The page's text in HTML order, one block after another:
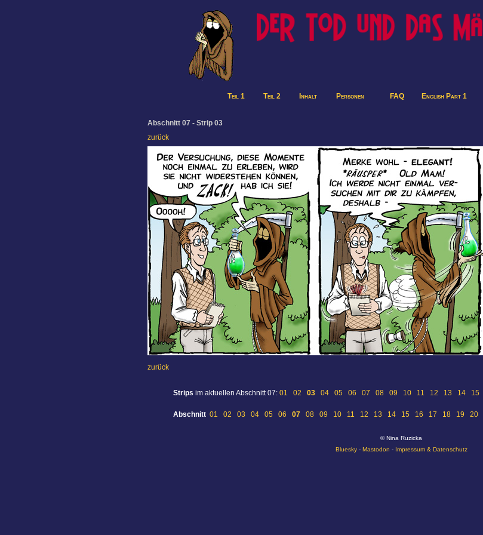
Teil 1 Teil 2 Inhalt Personen FAQ English Part 1
Abschnitt 07 - Strip 03
zurück
zurück
Strips im aktuellen Abschnitt 07: 01 02 03 04 05 06 07 08 09 10 11 12 13 14 15
Abschnitt 01 02 03 04 05 06 07 08 09 10 11 12 13 14 15 16 17 18 19 20
© Nina Ruzicka
Bluesky- Mastodon - Impressum & Datenschutz